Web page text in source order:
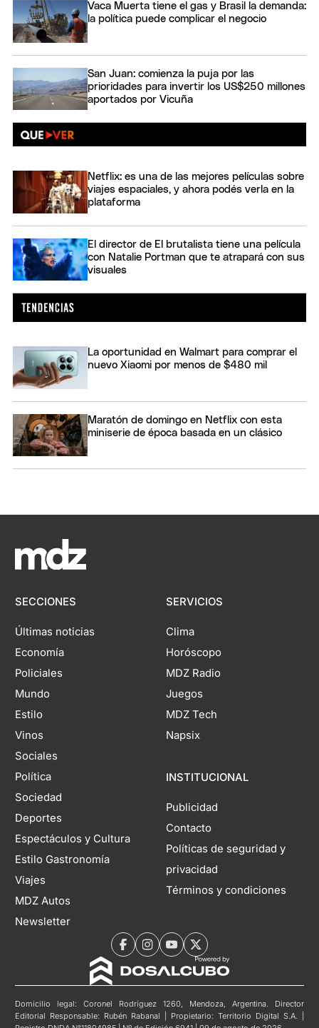
Vaca Muerta tiene el gas y Brasil la demanda:
la política puede complicar el negocio
San Juan: comienza la puja por las
prioridades para invertir los US$250 millones
aportados por Vicuña
Netflix: es una de las mejores películas sobre
viajes espaciales, y ahora podés verla en la
plataforma
El director de El brutalista tiene una película
con Natalie Portman que te atrapará con sus
visuales
La oportunidad en Walmart para comprar el
nuevo Xiaomi por menos de $480 mil
Maratón de domingo en Netflix con esta
miniserie de época basada en un clásico
SECCIONES
Últimas noticias
Economía
Policiales
Mundo
Estilo
Vinos
Sociales
Política
Sociedad
Deportes
Espectáculos y Cultura
Estilo Gastronomía
Viajes
MDZ Autos
Newsletter
SERVICIOS
Clima
Horóscopo
MDZ Radio
Juegos
MDZ Tech
Napsix
INSTITUCIONAL
Publicidad
Contacto
Políticas de seguridad y
privacidad
Términos y condiciones
Domicilio legal: Coronel Rodríguez 1260, Mendoza, Argentina. Director
Editorial Responsable: Rubén Rabanal | Propietario: Territorio Digital S.A. |